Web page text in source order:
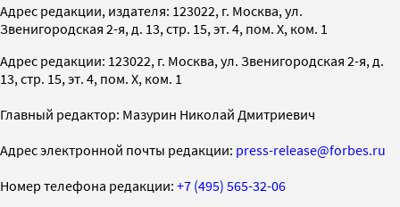
Адрес редакции, издателя: 123022, г. Москва, ул.
Звенигородская 2-я, д. 13, стр. 15, эт. 4, пом. X, ком. 1
Адрес редакции: 123022, г. Москва, ул. Звенигородская 2-я, д.
13, стр. 15, эт. 4, пом. X, ком. 1
Главный редактор: Мазурин Николай Дмитриевич
Адрес электронной почты редакции: press-release@forbes.ru
Номер телефона редакции: +7 (495) 565-32-06